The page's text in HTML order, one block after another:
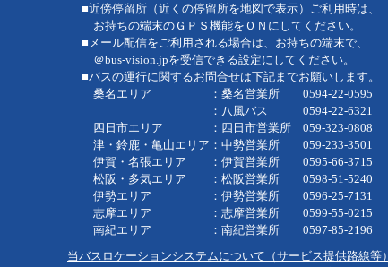
■近傍停留所（近くの停留所を地図で表示）ご利用時は、
お持ちの端末のＧＰＳ機能をＯＮにしてください。
■メール配信をご利用される場合は、お持ちの端末で、
＠bus-vision.jpを受信できる設定にしてください。
■バスの運行に関するお問合せは下記までお願いします。
桑名エリア ：桑名営業所 0594-22-0595
：八風バス 0594-22-6321
四日市エリア ：四日市営業所 059-323-0808
津・鈴鹿・亀山エリア：中勢営業所 059-233-3501
伊賀・名張エリア ：伊賀営業所 0595-66-3715
松阪・多気エリア ：松阪営業所 0598-51-5240
伊勢エリア ：伊勢営業所 0596-25-7131
志摩エリア ：志摩営業所 0599-55-0215
南紀エリア ：南紀営業所 0597-85-2196
当バスロケーションシステムについて（サービス提供路線等）